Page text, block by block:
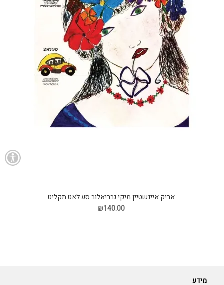
אריק איינשטיין מיקי גבריאלוב סע לאט תקליט
₪140.00
מידע